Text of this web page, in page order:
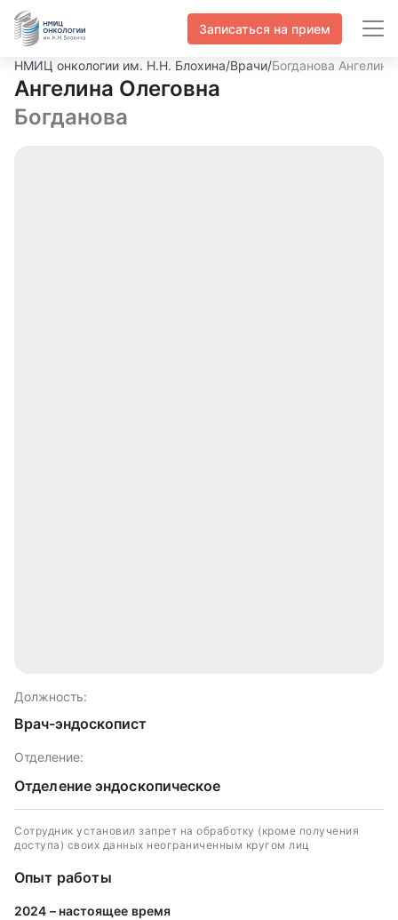
Записаться на прием
НМИЦ онкологии им. Н.Н. Блохина/Врачи/Богданова
Ангелина Олеговна
Богданова
Должность:
Врач-эндоскопист
Отделение:
Отделение эндоскопическое
Сотрудник установил запрет на обработку (кроме получения
доступа) своих данных неограниченным кругом лиц
Опыт работы
2024 – настоящее время